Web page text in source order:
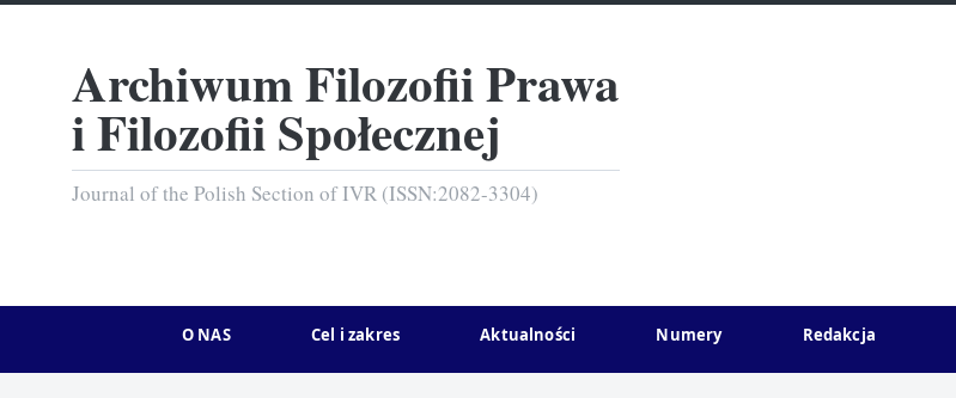
Archiwum Filozofii Prawa
i Filozofii Społecznej
Journal of the Polish Section of IVR (ISSN:2082-3304)
O NAS Cel i zakres Aktualności Numery Redakcja